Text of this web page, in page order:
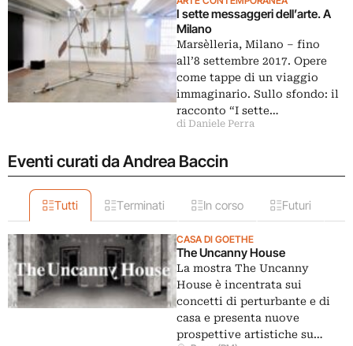
I sette messaggeri dell’arte. A
Milano
Marsèlleria, Milano – fino
all’8 settembre 2017. Opere
come tappe di un viaggio
immaginario. Sullo sfondo: il
racconto “I sette…
di Daniele Perra
Eventi curati da Andrea Baccin
Tutti Terminati In corso Futuri
CASA DI GOETHE
The Uncanny House
La mostra The Uncanny
House è incentrata sui
concetti di perturbante e di
casa e presenta nuove
prospettive artistiche su…